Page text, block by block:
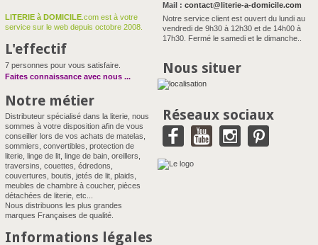
LITERIE à DOMICILE .com est à votre
service sur le web depuis octobre 2008.
L'effectif
7 personnes pour vous satisfaire.
Faites connaissance avec nous ...
Notre métier
Distributeur spécialisé dans la literie, nous
sommes à votre disposition afin de vous
conseiller lors de vos achats de matelas,
sommiers, convertibles, protection de
literie, linge de lit, linge de bain, oreillers,
traversins, couettes, édredons,
couvertures, boutis, jetés de lit, plaids,
meubles de chambre à coucher, pièces
détachées de literie, etc...
Nous distribuons les plus grandes
marques Françaises de qualité.
Informations légales
Mail : contact@literie-a-domicile.com
Notre service client est ouvert du lundi au
vendredi de 9h30 à 12h30 et de 14h00 à
17h30. Fermé le samedi et le dimanche..
Nous situer
Réseaux sociaux